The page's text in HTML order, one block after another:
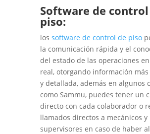
Software de
piso:
los software de control de piso
la comunicación rápida y el
del estado de las operaciones
real, otorgando información
y detallada, además en algunos
como Sammu, puedes tener un
directo con cada colaborador o
llamados directos a mecánicos y
supervisores en caso de haber